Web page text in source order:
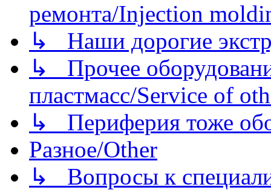
ремонта/Injection
↳ Наши дорогие
↳ Прочее
пластмасс/Service of
↳ Периферия тоже
Разное/Other
↳ Вопросы к